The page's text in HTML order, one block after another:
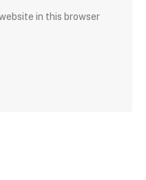
in this browser